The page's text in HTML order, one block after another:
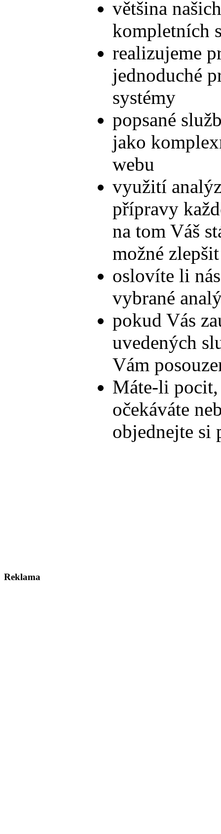
většina
kompletních
realizujeme
jednoduché
systémy
popsané
jako
webu
využití
přípravy
na tom Váš
možné
oslovíte li
vybrané
pokud Vás
uvedených
Vám
Máte-li pocit,
očekáváte
objednejte si
Reklama